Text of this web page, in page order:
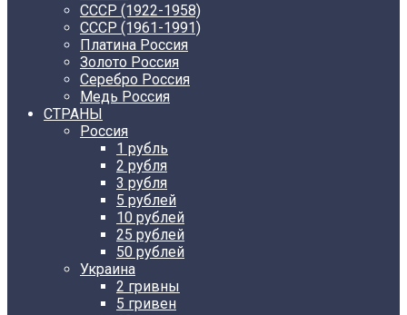
СССР (1922-1958)
CCCР (1961-1991)
Платина Россия
Золото Россия
Серебро Россия
Медь Россия
СТРАНЫ
Россия
1 рубль
2 рубля
3 рубля
5 рублей
10 рублей
25 рублей
50 рублей
Украина
2 гривны
5 гривен